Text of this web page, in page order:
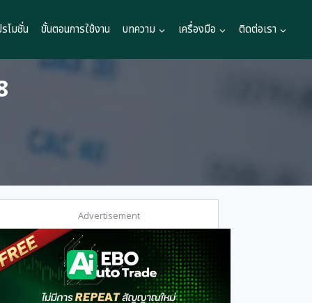
รโมชั่น ขั้นตอนการใช้งาน บทความ เครื่องมือ ติดต่อเรา
Advertisement